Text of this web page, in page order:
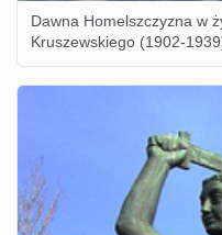
Dawna Homelszczyzna w
Kruszewskiego (1902-